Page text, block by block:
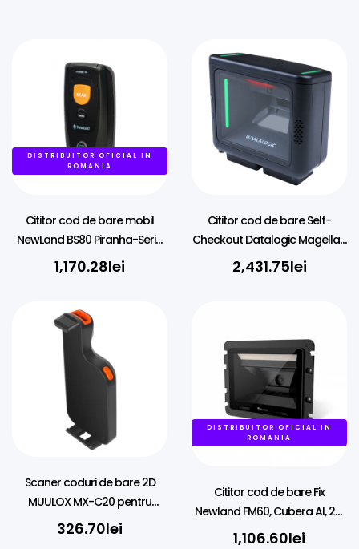
DISTRIBUITOR OFICIAL IN
ROMANIA
Cititor cod de bare mobil
NewLand BS80 Piranha-Serie,
BT, 2D, USB-C, BT, kit, black
1,170.28lei
Cititor cod de bare Self-
Checkout Datalogic Magellan
3600 VSi Montare pe perete,
2D, Digimarc, USB, RS232
2,431.75lei
Scaner coduri de bare 2D
MUULOX MX-C20 pentru
smartphone
326.70lei
DISTRIBUITOR OFICIAL IN
ROMANIA
Cititor cod de bare Fix
Newland FM60, Cubera AI, 2D,
kit (USB)
1,106.60lei